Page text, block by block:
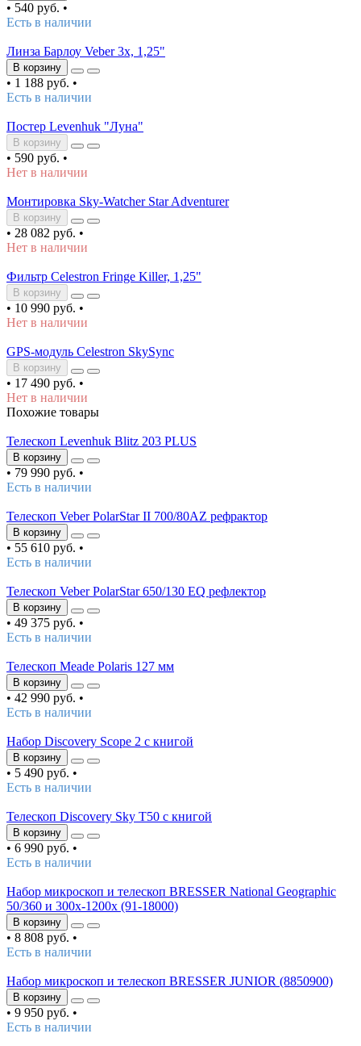
• 540 руб. •
Есть в наличии
Линза Барлоу Veber 3х, 1,25"
В корзину
• 1 188 руб. •
Есть в наличии
Постер Levenhuk "Луна"
В корзину
• 590 руб. •
Нет в наличии
Монтировка Sky-Watcher Star Adventurer
В корзину
• 28 082 руб. •
Нет в наличии
Фильтр Celestron Fringe Killer, 1,25"
В корзину
• 10 990 руб. •
Нет в наличии
GPS-модуль Celestron SkySync
В корзину
• 17 490 руб. •
Нет в наличии
Похожие товары
Телескоп Levenhuk Blitz 203 PLUS
В корзину
• 79 990 руб. •
Есть в наличии
Телескоп Veber PolarStar II 700/80AZ рефрактор
В корзину
• 55 610 руб. •
Есть в наличии
Телескоп Veber PolarStar 650/130 EQ рефлектор
В корзину
• 49 375 руб. •
Есть в наличии
Телескоп Meade Polaris 127 мм
В корзину
• 42 990 руб. •
Есть в наличии
Набор Discovery Scope 2 с книгой
В корзину
• 5 490 руб. •
Есть в наличии
Телескоп Discovery Sky T50 с книгой
В корзину
• 6 990 руб. •
Есть в наличии
Набор микроскоп и телескоп BRESSER National Geographic
50/360 и 300x-1200x (91-18000)
В корзину
• 8 808 руб. •
Есть в наличии
Набор микроскоп и телескоп BRESSER JUNIOR (8850900)
В корзину
• 9 950 руб. •
Есть в наличии